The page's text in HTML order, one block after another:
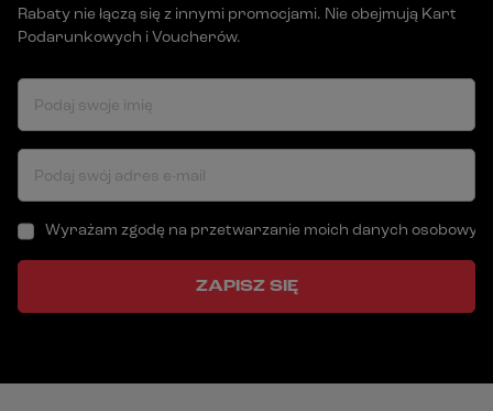
Rabaty nie łączą się z innymi promocjami. Nie obejmują Kart
Podarunkowych i Voucherów.
Podaj swoje imię
Podaj swój adres e-mail
Wyrażam zgodę na przetwarzanie moich danych
ZAPISZ SIĘ